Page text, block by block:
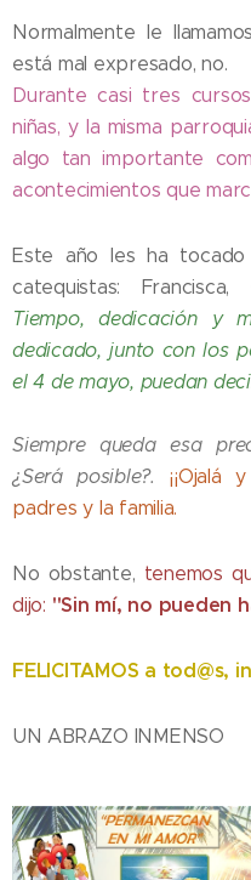
Normalmente le
está mal expresado, no.
Durante casi tres
niñas, y la misma
algo tan importante
acontecimientos que
Este año les ha tocado
catequistas:
Tiempo, dedicación y
dedicado, junto con los
el 4 de mayo, puedan
Siempre queda esa
¿Será posible?.
¡¡Ojalá
padres y la familia.
No obstante, tenemos
dijo: "Sin mí, no pueden
FELICITAMOS a tod@s,
UN ABRAZO INMENSO